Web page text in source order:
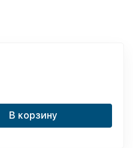
В корзину